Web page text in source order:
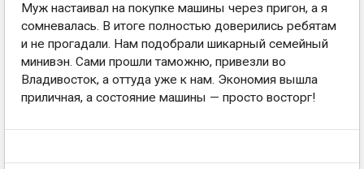
Муж настаивал на покупке машины через пригон, а я
сомневалась. В итоге полностью доверились ребятам
и не прогадали. Нам подобрали шикарный семейный
минивэн. Сами прошли таможню, привезли во
Владивосток, а оттуда уже к нам. Экономия вышла
приличная, а состояние машины — просто восторг!